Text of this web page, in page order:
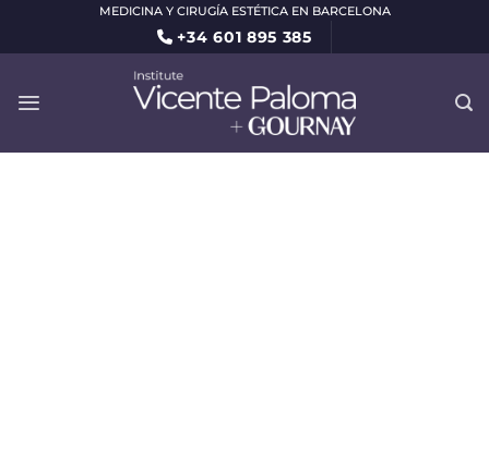
MEDICINA Y CIRUGÍA ESTÉTICA EN BARCELONA
+34 601 895 385